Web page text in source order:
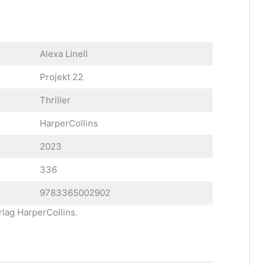
Alexa Linell
Projekt 22
Thriller
HarperCollins
2023
336
9783365002902
HarperCollins.